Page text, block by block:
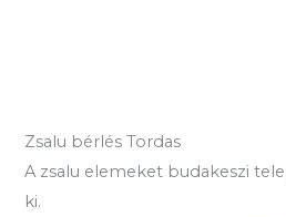
Zsalu bérlés Tordas
A zsalu elemeket budakeszi
ki.